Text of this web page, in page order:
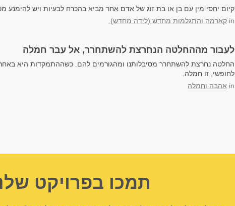
קיום יחסי מין עם בן או בת זוג של אדם אחר מביא בהכרח לבעיות ויש להימנע
in קארמה והתגלמות מחדש (לידה מחדש).
לעבור מההחלטה הנחרצת להשתחרר, אל עבר חמלה
החלטה נחרצת להשתחרר מסיבלותנו ומהגורמים להם. כשההתמקדות היא
לחופשי, זו חמלה.
in אהבה וחמלה
תמכו בפרויקט